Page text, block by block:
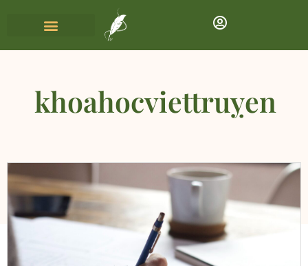
khoahocviettruỵen